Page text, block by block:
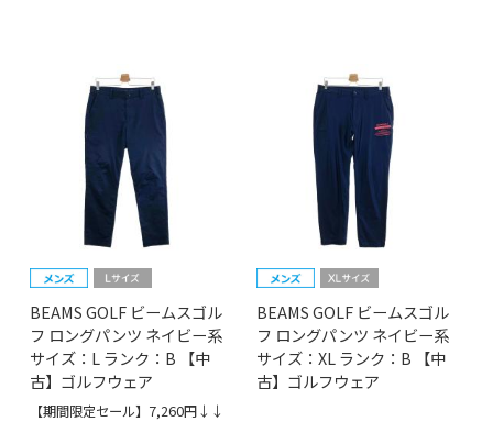
BEAMS GOLF ビームスゴル
フ ロングパンツ ネイビー系
サイズ：L ランク：B 【中
古】ゴルフウェア
【期間限定セール】7,260円↓↓
BEAMS GOLF ビームスゴル
フ ロングパンツ ネイビー系
サイズ：XL ランク：B 【中
古】ゴルフウェア